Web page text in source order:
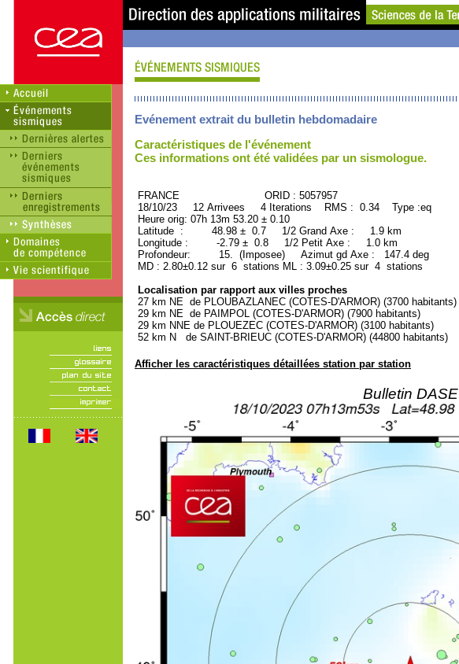
Evénement extrait du bulletin hebdomadaire
Caractéristiques de l'événement
Ces informations ont été validées par un sismologue.
FRANCE ORID : 5057957
18/10/23 12 Arrivees 4 Iterations RMS : 0.34 Type :eq
Heure orig: 07h 13m 53.20 ± 0.10
Latitude : 48.98 ± 0.7 1/2 Grand Axe : 1.9 km
Longitude : -2.79 ± 0.8 1/2 Petit Axe : 1.0 km
Profondeur: 15. (Imposee) Azimut gd Axe : 147.4 deg
MD : 2.80±0.12 sur 6 stations ML : 3.09±0.25 sur 4 stations
Localisation par rapport aux villes proches
27 km NE de PLOUBAZLANEC (COTES-D'ARMOR) (3700 habitants)
29 km NE de PAIMPOL (COTES-D'ARMOR) (7900 habitants)
29 km NNE de PLOUEZEC (COTES-D'ARMOR) (3100 habitants)
52 km N de SAINT-BRIEUC (COTES-D'ARMOR) (44800 habitants)
Afficher les caractéristiques détaillées station par station
Bulletin DASE